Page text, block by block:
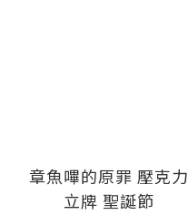
章魚嗶的原罪 壓克力
立牌 聖誕節